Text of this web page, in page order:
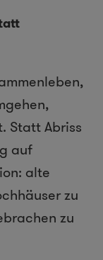
Statt Abriss
auf
alte
zu
zu